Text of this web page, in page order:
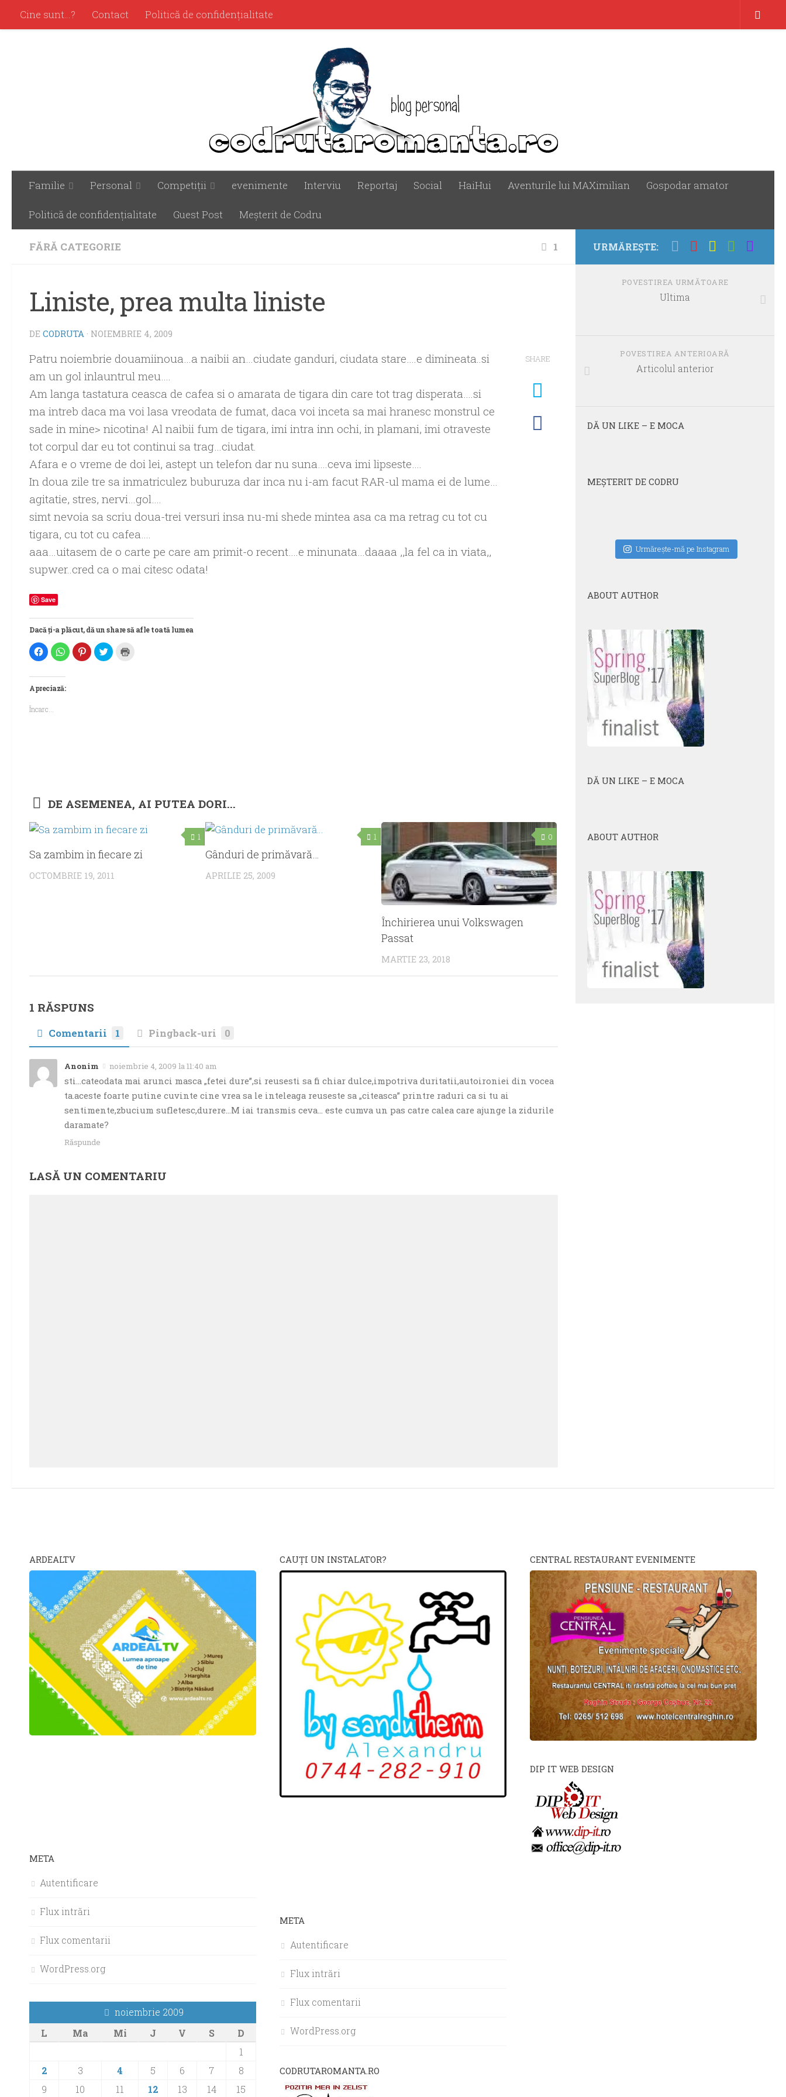
Cine sunt…? Contact Politică de confidenţialitate
Familie Personal Competiţii evenimente Interviu Reportaj Social HaiHui Aventurile lui MAXimilian Gospodar amator
Politică de confidenţialitate Guest Post Meşterit de Codru
FĂRĂ CATEGORIE 1
Liniste, prea multa liniste
DE CODRUTA · NOIEMBRIE 4, 2009
Patru noiembrie douamiinoua…a naibii an…ciudate ganduri, ciudata stare….e dimineata..si
am un gol inlauntrul meu….
Am langa tastatura ceasca de cafea si o amarata de tigara din care tot trag disperata….si
ma intreb daca ma voi lasa vreodata de fumat, daca voi inceta sa mai hranesc monstrul ce
sade in mine> nicotina! Al naibii fum de tigara, imi intra inn ochi, in plamani, imi otraveste
tot corpul dar eu tot continui sa trag…ciudat.
Afara e o vreme de doi lei, astept un telefon dar nu suna….ceva imi lipseste….
In doua zile tre sa inmatriculez buburuza dar inca nu i-am facut RAR-ul mama ei de lume…
agitatie, stres, nervi…gol….
simt nevoia sa scriu doua-trei versuri insa nu-mi shede mintea asa ca ma retrag cu tot cu
tigara, cu tot cu cafea….
aaa…uitasem de o carte pe care am primit-o recent….e minunata…daaaa ,,la fel ca in viata,,
supwer..cred ca o mai citesc odata!
Save
Dacă ți-a plăcut, dă un share să afle toată lumea
Dă
clic
pentru
partaja
pe
Facebook(Se
într-
o
Dă
clic
pentru
WhatsApp(Se
deschide
Dă
clic
pentru
Dă
clic
Apreciază:
Încarc...
SHARE
DE ASEMENEA, AI PUTEA DORI...
1
Sa zambim in fiecare zi
OCTOMBRIE 19, 2011
1
Gânduri de primăvară…
APRILIE 25, 2009
0
Închirierea unui Volkswagen
Passat
MARTIE 23, 2018
1 RĂSPUNS
Comentarii 1 Pingback-uri 0
Anonim noiembrie 4, 2009 la 11:40 am
sti…cateodata mai arunci masca „fetei dure”,si reusesti sa fi chiar dulce,impotriva duritatii,autoironiei din vocea
ta.aceste foarte putine cuvinte cine vrea sa le inteleaga reuseste sa „citeasca” printre raduri ca si tu ai
sentimente,zbucium sufletesc,durere…M iai transmis ceva… este cumva un pas catre calea care ajunge la zidurile
daramate?
Răspunde
LASĂ UN COMENTARIU
URMĂREȘTE:
POVESTIREA URMĂTOARE
Ultima
POVESTIREA ANTERIOARĂ
Articolul anterior
DĂ UN LIKE – E MOCA
MEŞTERIT DE CODRU
Urmăreşte-mă pe Instagram
ABOUT AUTHOR
DĂ UN LIKE – E MOCA
ABOUT AUTHOR
ARDEALTV
META
Autentificare
Flux intrări
Flux comentarii
WordPress.org
noiembrie 2009
L
Ma Mi J V S
D
1
2
3 4 5 6 7
8
9
10 11 12 13 14 15
CAUŢI UN INSTALATOR?
META
Autentificare
Flux intrări
Flux comentarii
WordPress.org
CODRUTAROMANTA.RO
CENTRAL RESTAURANT EVENIMENTE
DIP IT WEB DESIGN